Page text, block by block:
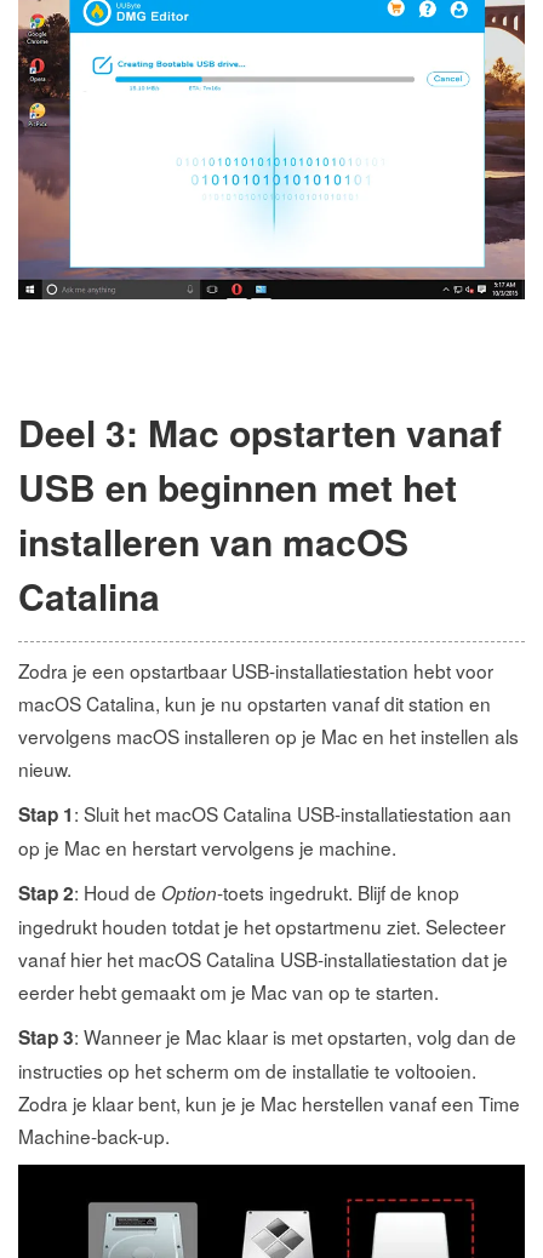
Deel 3: Mac opstarten vanaf
USB en beginnen met het
installeren van macOS
Catalina
Zodra je een opstartbaar USB-installatiestation hebt voor
macOS Catalina, kun je nu opstarten vanaf dit station en
vervolgens macOS installeren op je Mac en het instellen als
nieuw.
Stap 1: Sluit het macOS Catalina USB-installatiestation aan
op je Mac en herstart vervolgens je machine.
Stap 2: Houd de Option-toets ingedrukt. Blijf de knop
ingedrukt houden totdat je het opstartmenu ziet. Selecteer
vanaf hier het macOS Catalina USB-installatiestation dat je
eerder hebt gemaakt om je Mac van op te starten.
Stap 3: Wanneer je Mac klaar is met opstarten, volg dan de
instructies op het scherm om de installatie te voltooien.
Zodra je klaar bent, kun je je Mac herstellen vanaf een Time
Machine-back-up.